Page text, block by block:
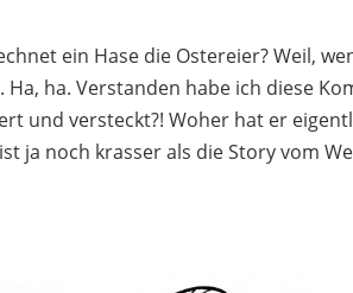
ein Hase die Ostereier? Weil,
ha. Verstanden habe ich diese
und versteckt?! Woher hat er
ja noch krasser als die Story vom